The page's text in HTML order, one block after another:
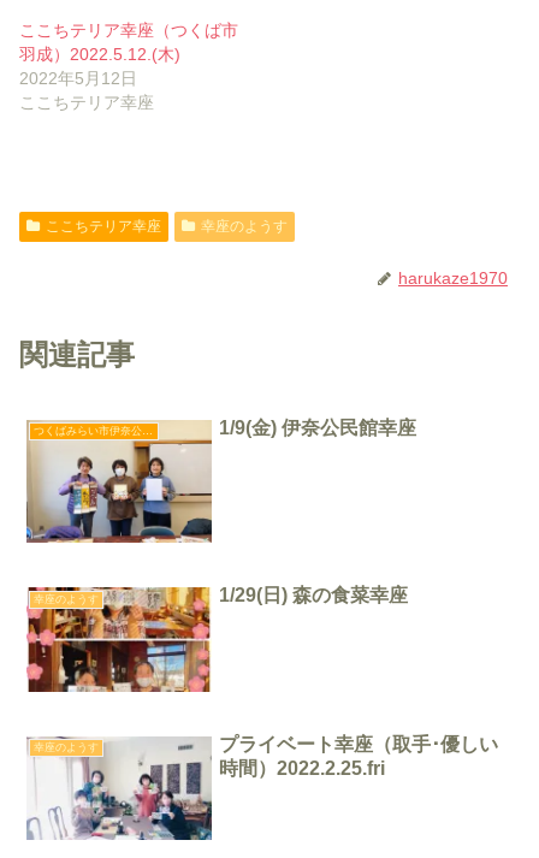
ここちテリア幸座（つくば市
羽成）2022.5.12.(木)
2022年5月12日
ここちテリア幸座
ここちテリア幸座 幸座のようす
harukaze1970
関連記事
つくばみらい市伊奈公民館幸座 1/9(金) 伊奈公民館幸座
幸座のようす 1/29(日) 森の食菜幸座
幸座のようす
プライベート幸座（取手･優しい
時間）2022.2.25.fri